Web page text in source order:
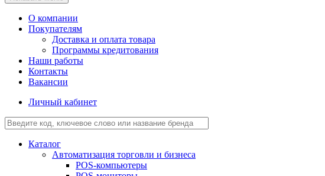
О компании
Покупателям
Доставка и оплата товара
Программы кредитования
Наши работы
Контакты
Вакансии
Личный кабинет
Каталог
Автоматизация торговли и бизнеса
POS-компьютеры